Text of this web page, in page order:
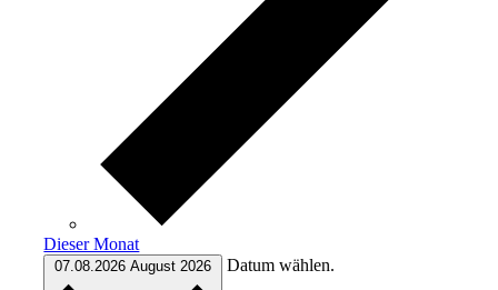
Dieser Monat
07.08.2026August 2026 Datum wählen.